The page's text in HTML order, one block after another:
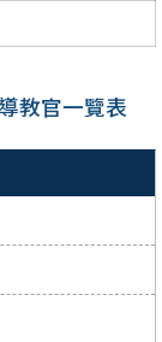
教官一覽表